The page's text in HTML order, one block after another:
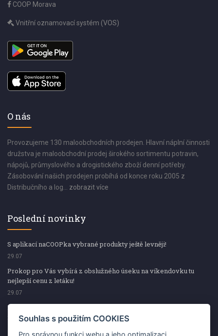
COOP Morava
Vnitřní oznamovací systém (VOS)
O nás
Provozujeme 130 maloobchodních prodejen. Hlavní náplní činnosti
družstva je maloobchodní prodej širokého sortimentu potravin,
nápojů, průmyslového a drogistického zboží denní potřeby.
Zásobování našich prodejen probíhá od konce roku 2005 z
Distribučního a log... zobrazit více
Poslední novinky
S aplikací naCOOPka vybrané produkty ještě levněji!
29.07
Prokop pro Vás vybírá z obslužného úseku na víkendovku tu
nejlepší cenu z letáku!
29.07
Prokop pro Vás vybírá z obslužného úseku na víkendovku tu
nejlepší cenu z letáku!
Souhlas s použitím COOKIES
Pro správnou funkci webu a jeho optimalizaci